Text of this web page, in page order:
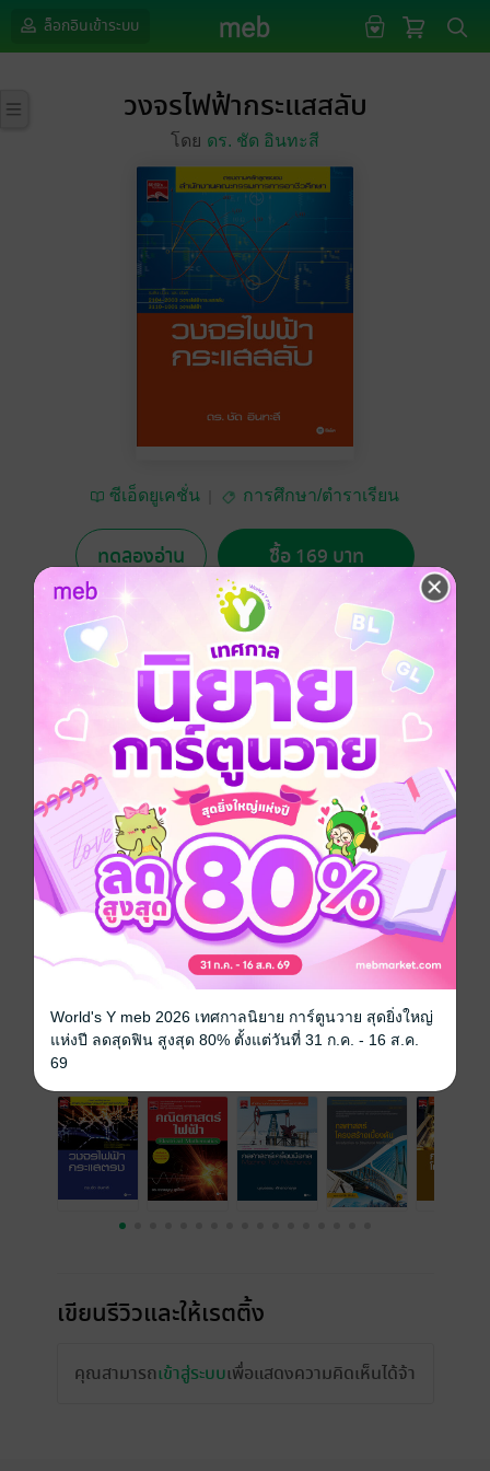
ล็อกอินเข้าระบบ
วงจรไฟฟ้ากระแสสลับ
โดย ดร. ชัด อินทะสี
ซีเอ็ดยูเคชั่น การศึกษา/ตำราเรียน
ทดลองอ่าน ซื้อ 169 บาท
No Rating
อยากได้ ซื้อเป็นของขวัญ ติดตาม
ไฟฟ้า อาชีวศึกษา วิศวกรรมศาสตร์
ประเภทไฟล์
วันที่วางขาย 20 สิงหาคม 2562
ความยาว 561 หน้า
230 บาท (ประหยัด 26%)
เรื่องที่คุณน่าจะสนใจ
เขียนรีวิวและให้เรตติ้ง
คุณสามารถเข้าสู่ระบบเพื่อแสดงความคิดเห็นได้จ้า
World's Y meb 2026 เทศกาลนิยาย การ์ตูนวาย สุดยิ่งใหญ่
แห่งปี ลดสุดฟิน สูงสุด 80% ตั้งแต่วันที่ 31 ก.ค. - 16 ส.ค.
69